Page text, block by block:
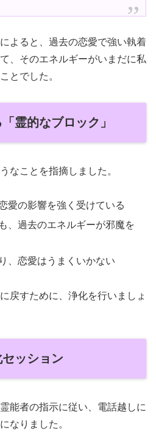
よると、過去の恋愛で強い執着
、そのエネルギーがいまだに私
とでした。
霊的なブロック」
なことを指摘しました。
愛の影響を強く受けている
、過去のエネルギーが邪魔を
、恋愛はうまくいかない
戻すために、浄化を行いましょ
ッション
能者の指示に従い、電話越しに
なりました。